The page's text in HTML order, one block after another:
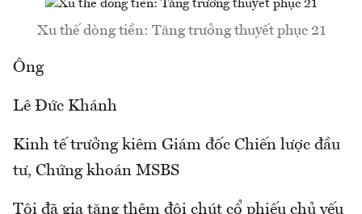
Xu thế dòng tiền: Tăng trưởng thuyết phục 21
Ông
Lê Đức Khánh
Kinh tế trưởng kiêm Giám đốc Chiến lược đầu
tư, Chứng khoán MSBS
Tôi đã gia tăng thêm đôi chút cổ phiếu chủ yếu